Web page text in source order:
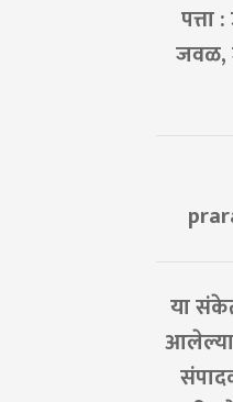
पत्ता
जवळ,
या